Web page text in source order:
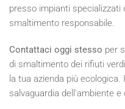
presso impianti specializzati
smaltimento responsabile.
Contattaci oggi stesso per
di smaltimento dei rifiuti
la tua azienda più
salvaguardia dell'ambiente